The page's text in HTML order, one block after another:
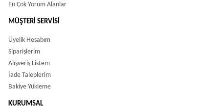
En Çok Yorum Alanlar
MÜŞTERI SERVISI
Üyelik Hesabım
Siparişlerim
Alışveriş Listem
İade Taleplerim
Bakiye Yükleme
KURUMSAL